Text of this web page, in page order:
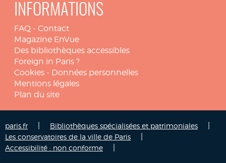
INFORMATIONS
FAQ - Contact
Magazine EnVue
Des bibliothèques accessibles
Foreign in Paris ?
Cookies - Données personnelles
Mentions légales
Plan du site
paris.fr Bibliothèques spécialisées et patrimoniales
Les conservatoires de la ville de Paris
Accessibilité : non conforme